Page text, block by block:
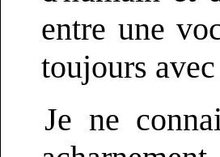
entre une
toujours
Je ne